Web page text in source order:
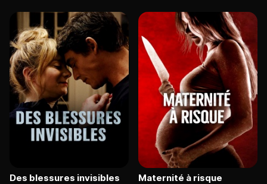
Des blessures invisibles Maternité à risque